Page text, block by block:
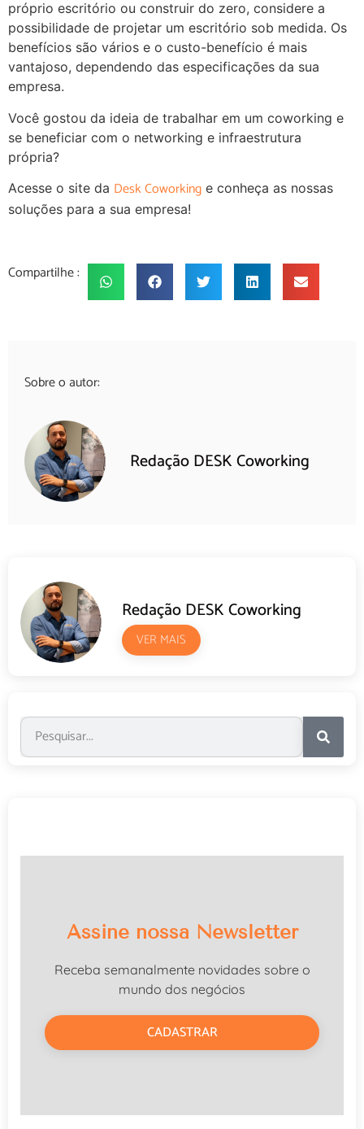
próprio escritório ou construir do zero, considere a
possibilidade de projetar um escritório sob medida. Os
benefícios são vários e o custo-benefício é mais
vantajoso, dependendo das especificações da sua
empresa.
Você gostou da ideia de trabalhar em um coworking e
se beneficiar com o networking e infraestrutura
própria?
Acesse o site da Desk Coworking e conheça as nossas
soluções para a sua empresa!
Compartilhe :
Sobre o autor:
Redação DESK Coworking
Redação DESK Coworking
VER MAIS
Assine nossa Newsletter
Receba semanalmente novidades sobre o
mundo dos negócios
CADASTRAR